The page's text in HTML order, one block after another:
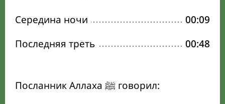
Середина ночи
00:09
Последняя треть
00:48
Посланник Аллаха ﷺ говорил: